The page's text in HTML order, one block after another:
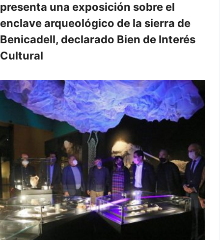
presenta una exposición sobre el
enclave arqueológico de la sierra de
Benicadell, declarado Bien de Interés
Cultural